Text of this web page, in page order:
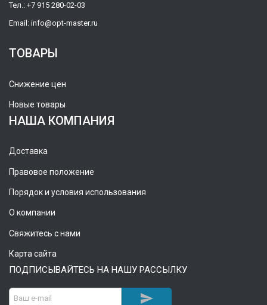
Тел.: +7 915 280-02-03
Email: info@opt-master.ru
ТОВАРЫ
Снижение цен
Новые товары
НАША КОМПАНИЯ
Доставка
Правовое положение
Порядок и условия использования
О компании
Свяжитесь с нами
Карта сайта
ПОДПИСЫВАЙТЕСЬ НА НАШУ РАССЫЛКУ
